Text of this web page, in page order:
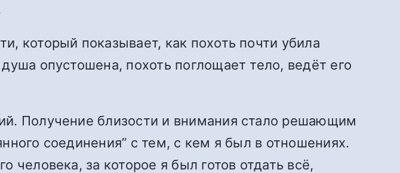
который показывает, как похоть почти убила
опустошена, похоть поглощает тело, ведёт его
Получение близости и внимания стало решающим
соединения” с тем, с кем я был в отношениях.
человека, за которое я был готов отдать всё,